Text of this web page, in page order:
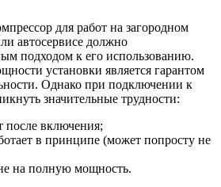
для работ на загородном
автосервисе должно
подходом к его использованию.
установки является гарантом
Однако при подключении к
значительные трудности:
после включения;
в принципе (может попросту не
не на полную мощность.